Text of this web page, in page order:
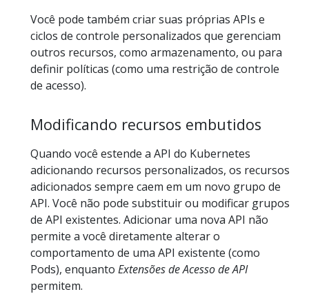
Você pode também criar suas próprias APIs e
ciclos de controle personalizados que gerenciam
outros recursos, como armazenamento, ou para
definir políticas (como uma restrição de controle
de acesso).
Modificando recursos embutidos
Quando você estende a API do Kubernetes
adicionando recursos personalizados, os recursos
adicionados sempre caem em um novo grupo de
API. Você não pode substituir ou modificar grupos
de API existentes. Adicionar uma nova API não
permite a você diretamente alterar o
comportamento de uma API existente (como
Pods), enquanto Extensões de Acesso de API
permitem.